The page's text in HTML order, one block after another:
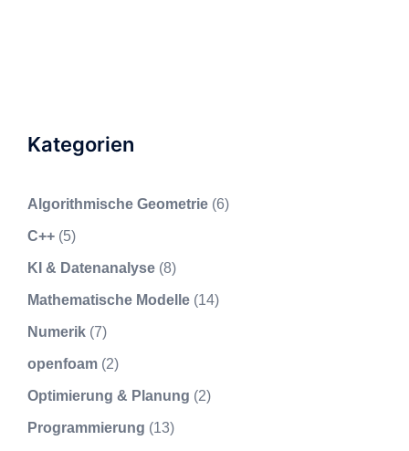
Kategorien
Algorithmische Geometrie (6)
C++ (5)
KI & Datenanalyse (8)
Mathematische Modelle (14)
Numerik (7)
openfoam (2)
Optimierung & Planung (2)
Programmierung (13)